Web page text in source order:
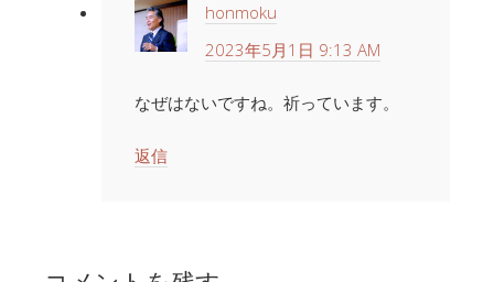
honmoku
2023年5月1日 9:13 AM
なぜはないですね。祈っています。
返信